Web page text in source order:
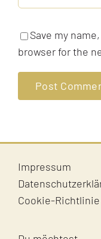
Save my
browser for the
Impressum
Cookie-Richtlinie